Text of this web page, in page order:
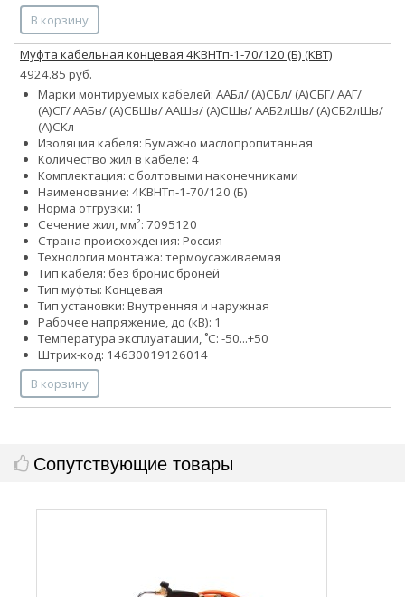
В корзину
Муфта кабельная концевая 4КВНТп-1-70/120 (Б) (КВТ)
4924.85 руб.
Марки монтируемых кабелей: ААБл/ (А)СБл/ (А)СБГ/ ААГ/
(А)СГ/ ААБв/ (А)СБШв/ ААШв/ (А)СШв/ ААБ2лШв/ (А)СБ2лШв/
(А)СКл
Изоляция кабеля: Бумажно маслопропитанная
Количество жил в кабеле: 4
Комплектация: с болтовыми наконечниками
Наименование: 4КВНТп-1-70/120 (Б)
Норма отгрузки: 1
Сечение жил, мм²: 7095120
Страна происхождения: Россия
Технология монтажа: термоусаживаемая
Тип кабеля: без бронис броней
Тип муфты: Концевая
Тип установки: Внутренняя и наружная
Рабочее напряжение, до (кВ): 1
Температура эксплуатации, ˚С: -50...+50
Штрих-код: 14630019126014
В корзину
Сопутствующие товары